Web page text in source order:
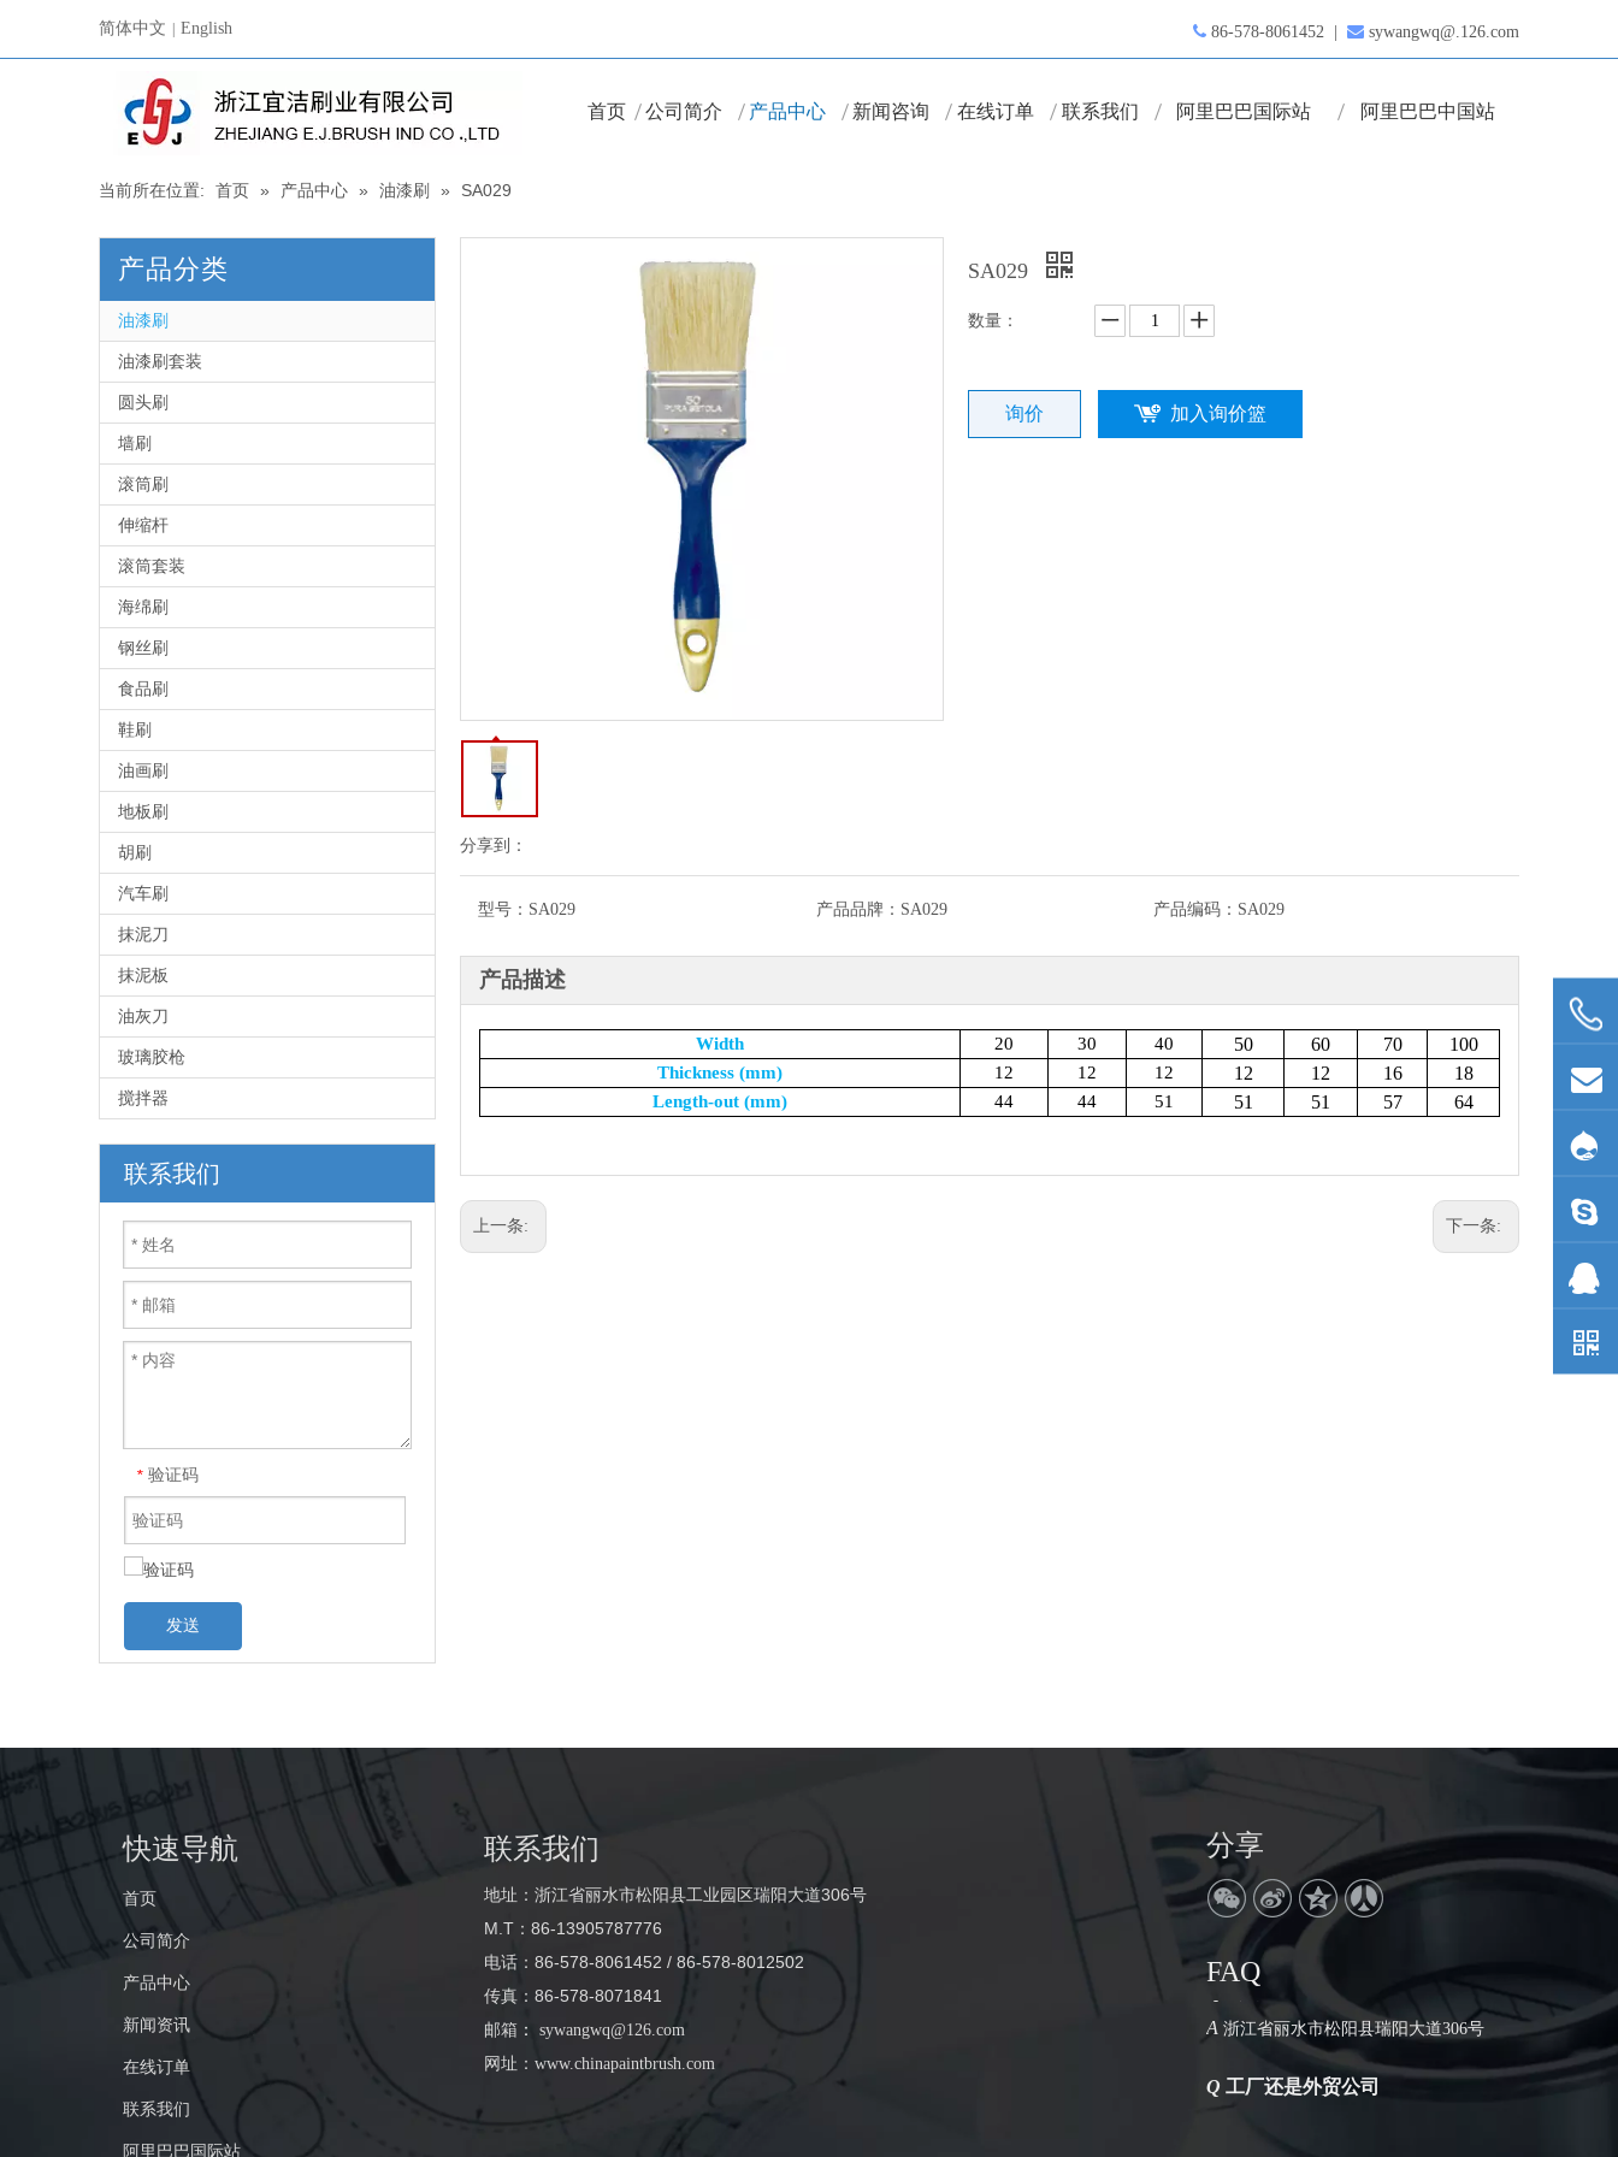
简体中文 | English  86-578-8061452 |  sywangwq@.126.com
首页 公司简介 产品中心 新闻咨询 在线订单 联系我们 阿里巴巴国际站 阿里巴巴中国站
当前所在位置: 首页 » 产品中心 » 油漆刷 » SA029
产品分类
油漆刷
油漆刷套装
圆头刷
墙刷
滚筒刷
伸缩杆
滚筒套装
海绵刷
钢丝刷
食品刷
鞋刷
油画刷
地板刷
胡刷
汽车刷
抹泥刀
抹泥板
油灰刀
玻璃胶枪
搅拌器
联系我们
* 验证码
发送
分享到：
SA029
数量：
询价 加入询价篮
型号： SA029 产品品牌： SA029 产品编码： SA029
产品描述
Width 20 30 40 50 60 70 100
Thickness (mm) 12 12 12 12 12 16 18
Length-out (mm) 44 44 51 51 51 57 64
上一条: 下一条:
快速导航
首页
公司简介
产品中心
新闻资讯
在线订单
联系我们
阿里巴巴国际站
联系我们
地址：浙江省丽水市松阳县工业园区瑞阳大道306号
M.T：86-13905787776
电话：86-578-8061452 / 86-578-8012502
传真：86-578-8071841
邮箱 ： sywangwq@126.com
网址： www.chinapaintbrush.com
分享
FAQ
Q公司地址在哪里
A 浙江省丽水市松阳县瑞阳大道306号
Q 工厂还是外贸公司